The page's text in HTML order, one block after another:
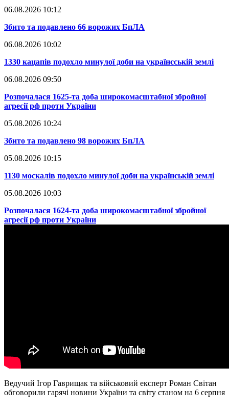
06.08.2026 10:12
​Збито та подавлено 66 ворожих БпЛА
06.08.2026 10:02
​1330 кацапів подохло минулої доби на українсській землі
06.08.2026 09:50
​Розпочалася 1625-та доба широкомасштабної збройної
агресії рф проти України
05.08.2026 10:24
​Збито та подавлено 98 ворожих БпЛА
05.08.2026 10:15
​1130 москалів подохло минулої доби на українській землі
05.08.2026 10:03
​Розпочалася 1624-та доба широкомасштабної збройної
агресії рф проти України
Ведучий Ігор Гаврищак та військовий експерт Роман Світан
обговорили гарячі новини України та світу станом на 6 серпня